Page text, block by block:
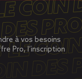
à vos besoins
Pro, l’inscription